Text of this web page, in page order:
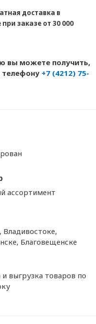
доставка в
заказе от 30 000
вы можете получить,
телефону +7 (4212) 75-
ассортимент
Благовещенске
выгрузка товаров по